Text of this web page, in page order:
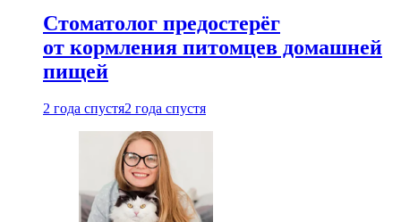
Стоматолог предостерёг
от кормления питомцев домашней
пищей
2 года спустя2 года спустя